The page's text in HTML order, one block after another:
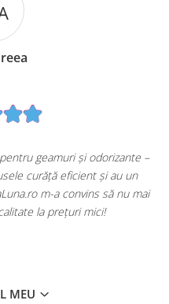
geamuri și odorizante –
curăță eficient și au un
m-a convins să nu mai
la prețuri mici!
MEU